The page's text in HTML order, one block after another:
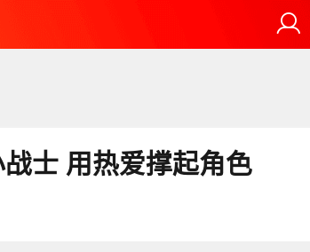
士 用热爱撑起角色